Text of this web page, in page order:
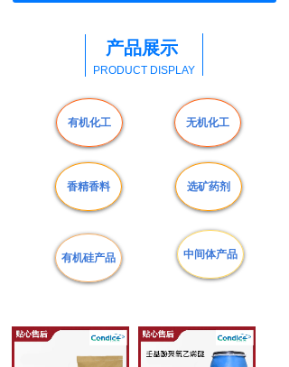
产品展示
PRODUCT DISPLAY
无机化工
有机化工
香精香料 选矿药剂
中间体产品
有机硅产品